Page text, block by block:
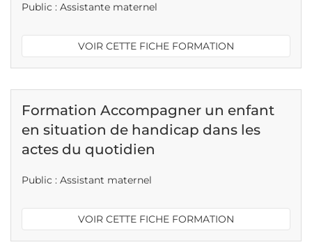
Public : Assistante maternel
VOIR CETTE FICHE FORMATION
Formation Accompagner un enfant
en situation de handicap dans les
actes du quotidien
Public : Assistant maternel
VOIR CETTE FICHE FORMATION